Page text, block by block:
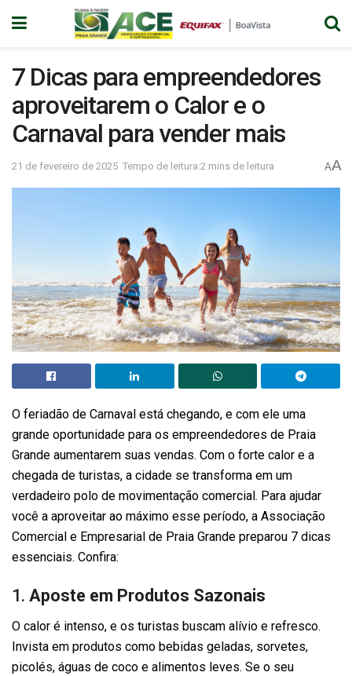
7 Dicas para empreendedores
aproveitarem o Calor e o
Carnaval para vender mais
21 de fevereiro de 2025 Tempo de leitura:2 mins de leitura AA
O feriadão de Carnaval está chegando, e com ele uma
grande oportunidade para os empreendedores de Praia
Grande aumentarem suas vendas. Com o forte calor e a
chegada de turistas, a cidade se transforma em um
verdadeiro polo de movimentação comercial. Para ajudar
você a aproveitar ao máximo esse período, a Associação
Comercial e Empresarial de Praia Grande preparou 7 dicas
essenciais. Confira:
1. Aposte em Produtos Sazonais
O calor é intenso, e os turistas buscam alívio e refresco.
Invista em produtos como bebidas geladas, sorvetes,
picolés, águas de coco e alimentos leves. Se o seu